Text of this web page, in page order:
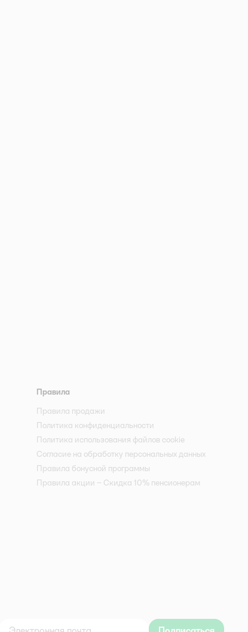
Правила
Правила продажи
Политика конфиденциальности
Политика использования файлов cookie
Согласие на обработку персональных данных
Правила бонусной программы
Правила акции – Скидка 10% пенсионерам